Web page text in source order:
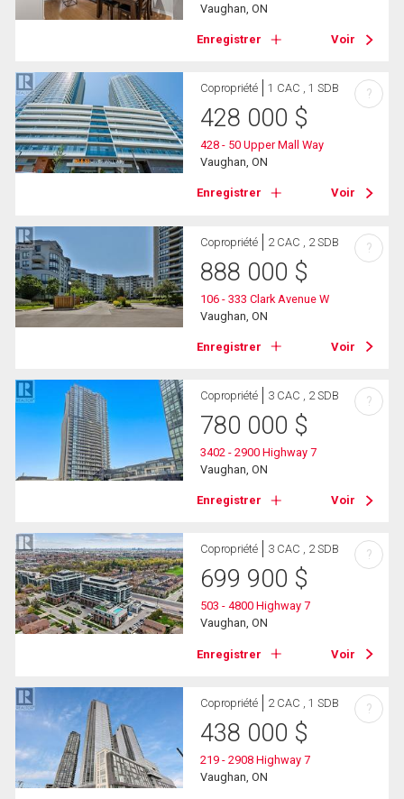
Vaughan, ON
Enregistrer Voir
Copropriété 1 CAC , 1 SDB
428 000 $
428 - 50 Upper Mall Way
Vaughan, ON
Enregistrer Voir
?
Copropriété 2 CAC , 2 SDB
888 000 $
106 - 333 Clark Avenue W
Vaughan, ON
Enregistrer Voir
?
Copropriété 3 CAC , 2 SDB
780 000 $
3402 - 2900 Highway 7
Vaughan, ON
Enregistrer Voir
?
Copropriété 3 CAC , 2 SDB
699 900 $
503 - 4800 Highway 7
Vaughan, ON
Enregistrer Voir
?
Copropriété 2 CAC , 1 SDB
438 000 $
219 - 2908 Highway 7
Vaughan, ON
?